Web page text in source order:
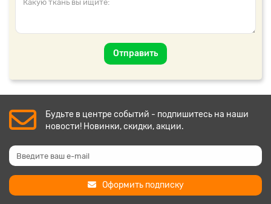
Отправить
Будьте в центре событий - подпишитесь на наши
новости! Новинки, скидки, акции.
Оформить подписку